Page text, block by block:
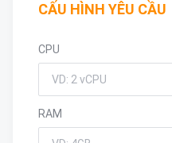
CẤU HÌNH YÊU CẦU
CPU
RAM